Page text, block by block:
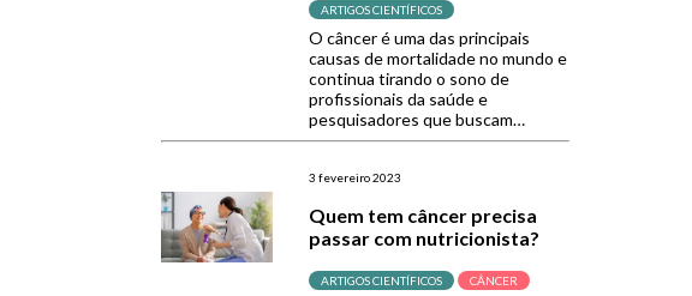
ARTIGOS CIENTÍFICOS
O câncer é uma das principais
causas de mortalidade no mundo e
continua tirando o sono de
profissionais da saúde e
pesquisadores que buscam
encontrar uma solução e um
doença. Recentemente, uma luz
cardiorrespiratório brilhou no fim
do túnel para eles e você vai
3 fevereiro 2023
Quem tem câncer precisa
passar com nutricionista?
ARTIGOS CIENTÍFICOS CÂNCER